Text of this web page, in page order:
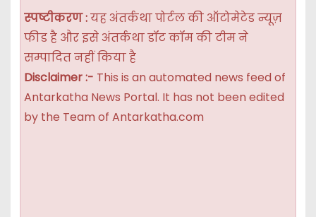
स्पष्टीकरण :यह अंतर्कथा पोर्टल की ऑटोमेटेड न्यूज़
फीड है और इसे अंतर्कथा डॉट कॉम की टीम ने
सम्पादित नहीं किया है
Disclaimer :- This is an automated news feed of
Antarkatha News Portal. It has not been edited
by the Team of Antarkatha.com